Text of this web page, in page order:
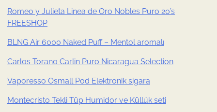
Romeo y Julieta Linea de Oro Nobles Puro 20’s
FREESHOP
BLNG Air 6000 Naked Puff – Mentol aromalı
Carlos Torano Carlin Puro Nicaragua Selection
Vaporesso Osmall Pod Elektronik sigara
Montecristo Tekli Tüp Humidor ve Küllük seti